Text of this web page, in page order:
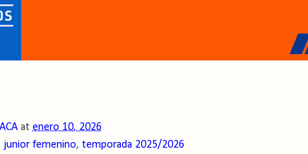
at enero 10, 2026
junior femenino, temporada 2025/2026